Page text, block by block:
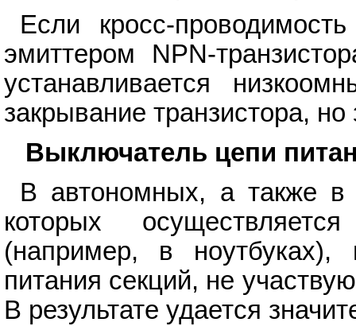
Если кросс-
эмиттером NPN-
устанавливается
закрывание транзистора,
Выключатель цепи
В автономных, а также в
которых
(например, в ноутбуках),
питания секций, не
В результате удается